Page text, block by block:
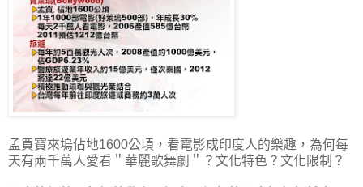
孟買寶來塢佔地1600公頃，看電影成印度人的樂趣，為何每
天有兩千萬人愛看＂華麗歌舞劇＂？文化特色？文化限制？